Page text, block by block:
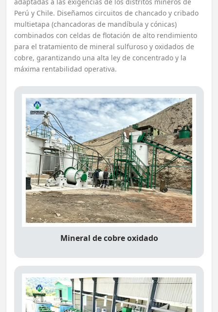
Perú y Chile. Diseñamos circuitos de chancado y cribado
multietapa (chancadoras de mandíbula y cónicas)
combinados con celdas de flotación de alto rendimiento
para el tratamiento de mineral sulfuroso y oxidados de
cobre, garantizando una alta ley de concentrado y la
máxima rentabilidad operativa.
Mineral de cobre oxidado